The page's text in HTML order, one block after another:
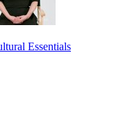
Essentials